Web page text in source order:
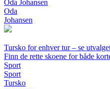
Oda Johansen
Oda
Johansen
Tursko for enhver tur – se
Finn de rette skoene for både
Sport
Sport
Tursko